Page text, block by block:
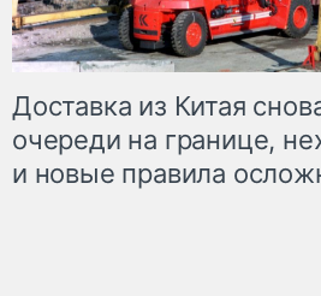
Доставка из Китая
очереди на границе,
и новые правила